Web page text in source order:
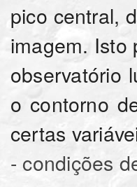
pico central,
imagem. Isto
observatório
o contorno
certas
- condições